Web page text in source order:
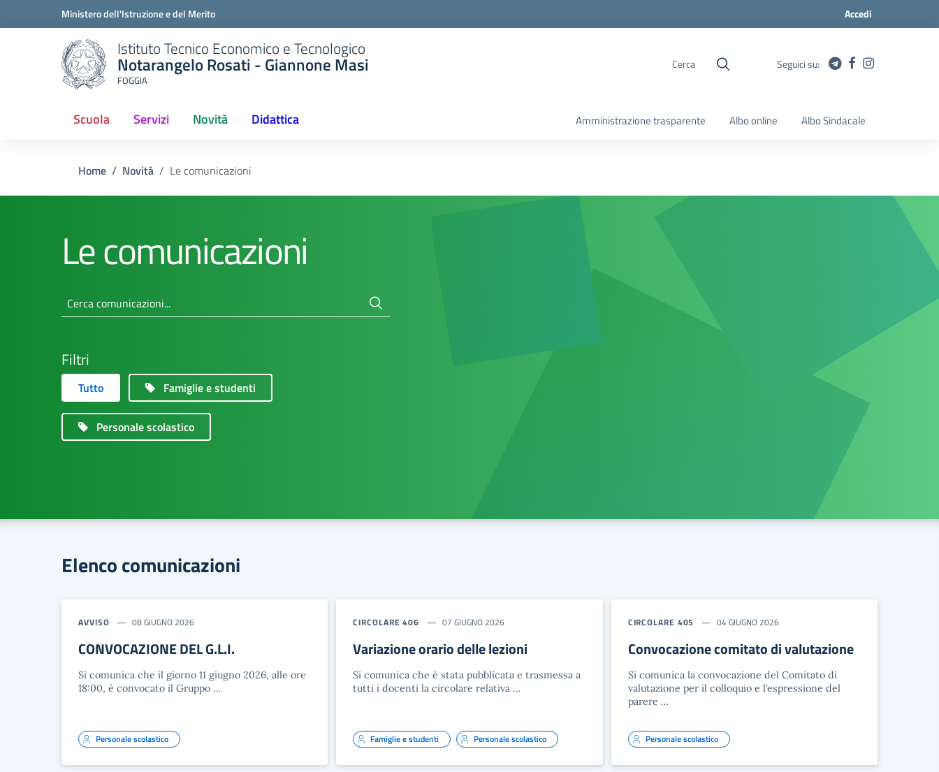
Ministero dell'Istruzione e del Merito Accedi
Istituto Tecnico Economico e Tecnologico
Notarangelo Rosati - Giannone Masi
FOGGIA
Cerca Seguici su:
Scuola Servizi Novità
(current) Didattica Amministrazione trasparente Albo online Albo Sindacale
Home Novità Le comunicazioni
Le comunicazioni
Cerca comunicazioni...
Filtri
Tutto Famiglie e studenti
Personale scolastico
Elenco comunicazioni
AVVISO 08 GIUGNO 2026
CONVOCAZIONE DEL G.L.I.
Si comunica che il giorno 11 giugno 2026, alle ore
18:00, è convocato il Gruppo …
Personale scolastico
CIRCOLARE 406 07 GIUGNO 2026
Variazione orario delle lezioni
Si comunica che è stata pubblicata e trasmessa a
tutti i docenti la circolare relativa …
Famiglie e studenti Personale scolastico
CIRCOLARE 405 04 GIUGNO 2026
Convocazione comitato di valutazione
Si comunica la convocazione del Comitato di
valutazione per il colloquio e l’espressione del
parere …
Personale scolastico